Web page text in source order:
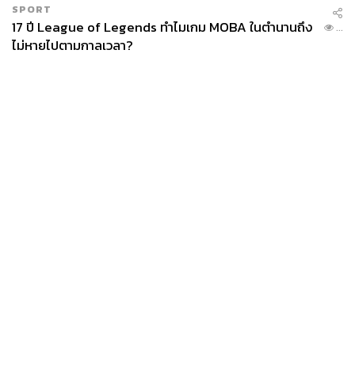
SPORT
17 ปี League of Legends ทำไมเกม MOBA ในตำนานถึง
ไม่หายไปตามกาลเวลา?
...